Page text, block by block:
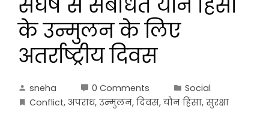
संघर्ष से संबंधित यौन हिंसा
के उन्मुलन के लिए
अतर्राष्ट्रीय दिवस
sneha 0 Comments
Social
Conflict, अपराध, उन्मुलन, दिवस, यौन हिंसा, सुरक्षा